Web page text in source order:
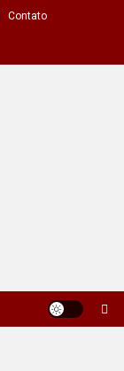
Contato